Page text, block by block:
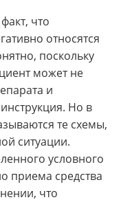
что
относятся
поскольку
может не
и
Но в
те схемы,
ситуации.
условного
приема средства
что